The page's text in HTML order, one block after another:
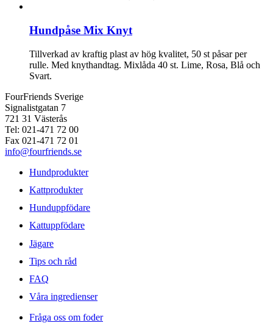
Hundpåse Mix Knyt
Tillverkad av kraftig plast av hög kvalitet, 50 st påsar per
rulle. Med knythandtag. Mixlåda 40 st. Lime, Rosa, Blå och
Svart.
FourFriends Sverige
Signalistgatan 7
721 31 Västerås
Tel: 021-471 72 00
Fax 021-471 72 01
info@fourfriends.se
Hundprodukter
Kattprodukter
Hunduppfödare
Kattuppfödare
Jägare
Tips och råd
FAQ
Våra ingredienser
Fråga oss om foder